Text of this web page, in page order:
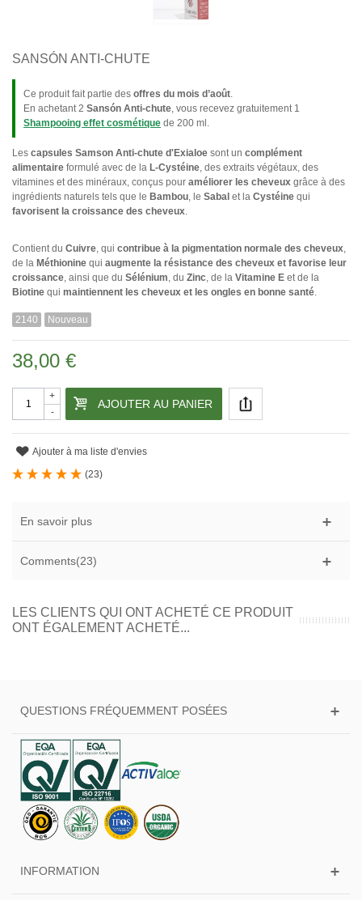
SANSÓN ANTI-CHUTE
Ce produit fait partie des offres du mois d’août.
En achetant 2 Sansón Anti-chute, vous recevez gratuitement 1
Shampooing effet cosmétique de 200 ml.
Les capsules Samson Anti-chute d'Exialoe sont un complément
alimentaire formulé avec de la L-Cystéine, des extraits végétaux, des
vitamines et des minéraux, conçus pour améliorer les cheveux grâce à des
ingrédients naturels tels que le Bambou, le Sabal et la Cystéine qui
favorisent la croissance des cheveux.
Contient du Cuivre, qui contribue à la pigmentation normale des cheveux,
de la Méthionine qui augmente la résistance des cheveux et favorise leur
croissance, ainsi que du Sélénium, du Zinc, de la Vitamine E et de la
Biotine qui maintiennent les cheveux et les ongles en bonne santé.
2140 Nouveau
38,00 €
-
+
AJOUTER AU PANIER
Ajouter à ma liste d'envies
(23)
En savoir plus
Comments(23)
LES CLIENTS QUI ONT ACHETÉ CE PRODUIT
ONT ÉGALEMENT ACHETÉ...
QUESTIONS FRÉQUEMMENT POSÉES
INFORMATION